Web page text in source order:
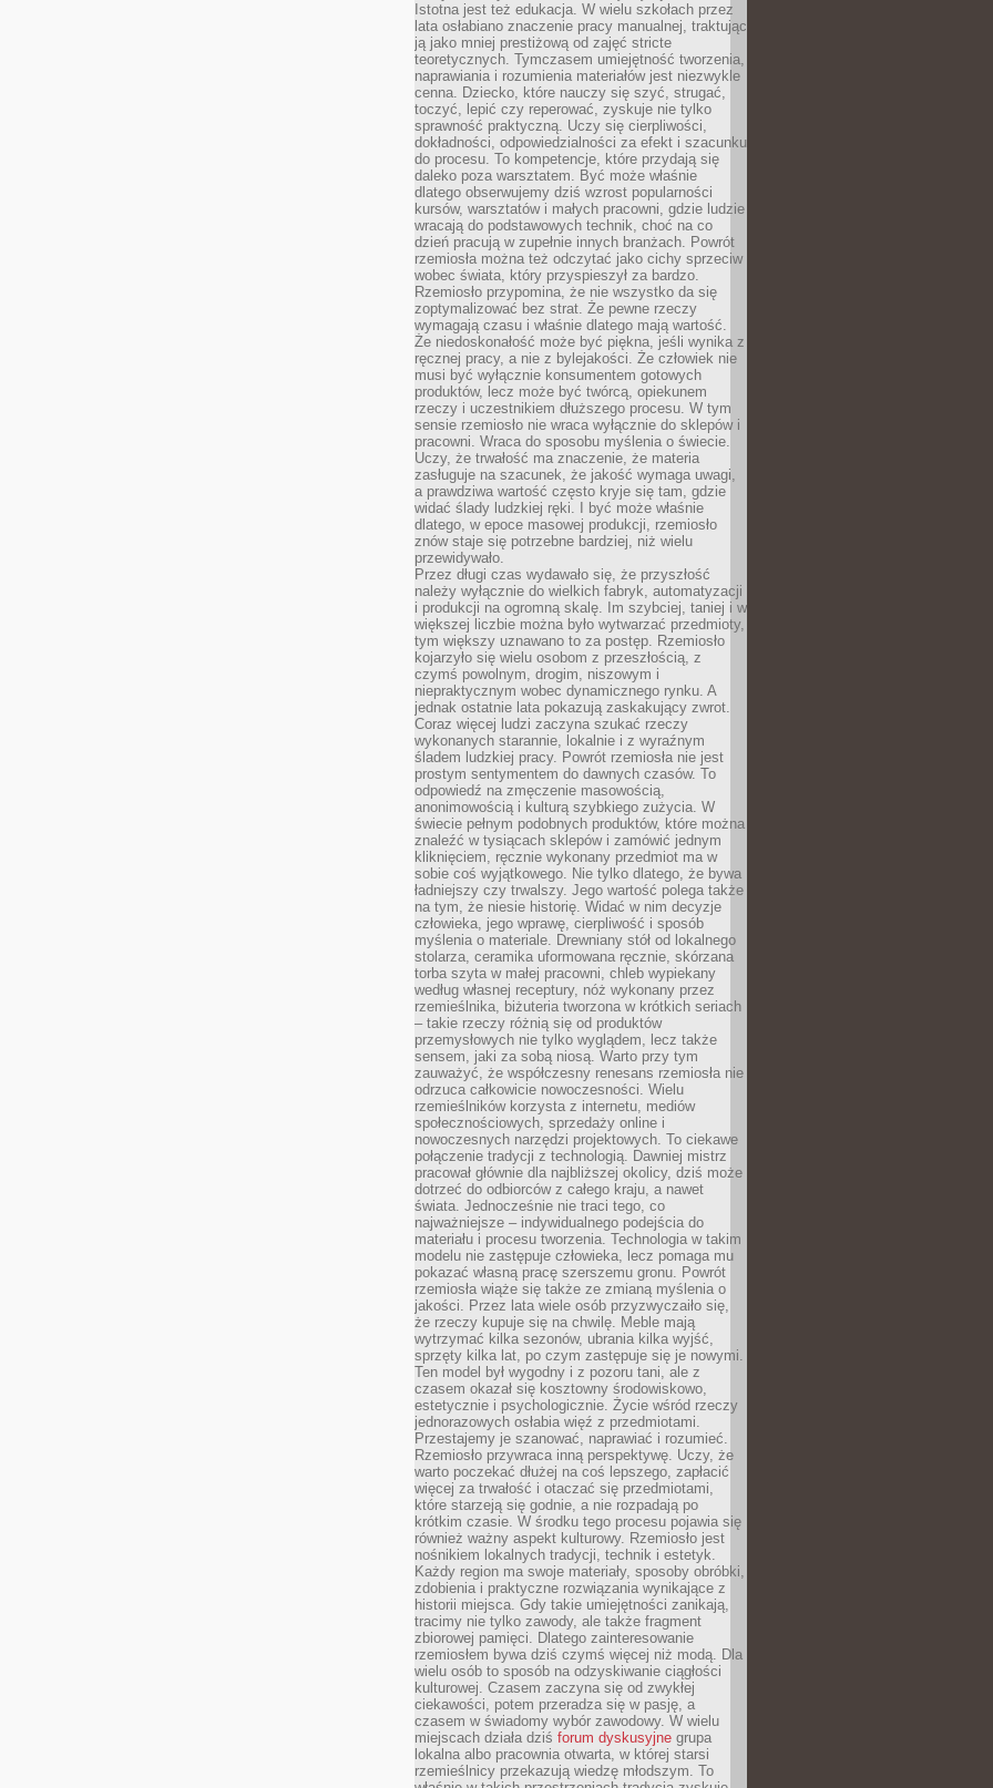
Istotna jest też edukacja. W wielu szkołach przez
lata osłabiano znaczenie pracy manualnej, traktując
ją jako mniej prestiżową od zajęć stricte
teoretycznych. Tymczasem umiejętność tworzenia,
naprawiania i rozumienia materiałów jest niezwykle
cenna. Dziecko, które nauczy się szyć, strugać,
toczyć, lepić czy reperować, zyskuje nie tylko
sprawność praktyczną. Uczy się cierpliwości,
dokładności, odpowiedzialności za efekt i szacunku
do procesu. To kompetencje, które przydają się
daleko poza warsztatem. Być może właśnie
dlatego obserwujemy dziś wzrost popularności
kursów, warsztatów i małych pracowni, gdzie ludzie
wracają do podstawowych technik, choć na co
dzień pracują w zupełnie innych branżach. Powrót
rzemiosła można też odczytać jako cichy sprzeciw
wobec świata, który przyspieszył za bardzo.
Rzemiosło przypomina, że nie wszystko da się
zoptymalizować bez strat. Że pewne rzeczy
wymagają czasu i właśnie dlatego mają wartość.
Że niedoskonałość może być piękna, jeśli wynika z
ręcznej pracy, a nie z bylejakości. Że człowiek nie
musi być wyłącznie konsumentem gotowych
produktów, lecz może być twórcą, opiekunem
rzeczy i uczestnikiem dłuższego procesu. W tym
sensie rzemiosło nie wraca wyłącznie do sklepów i
pracowni. Wraca do sposobu myślenia o świecie.
Uczy, że trwałość ma znaczenie, że materia
zasługuje na szacunek, że jakość wymaga uwagi,
a prawdziwa wartość często kryje się tam, gdzie
widać ślady ludzkiej ręki. I być może właśnie
dlatego, w epoce masowej produkcji, rzemiosło
znów staje się potrzebne bardziej, niż wielu
przewidywało.
Przez długi czas wydawało się, że przyszłość
należy wyłącznie do wielkich fabryk, automatyzacji
i produkcji na ogromną skalę. Im szybciej, taniej i w
większej liczbie można było wytwarzać przedmioty,
tym większy uznawano to za postęp. Rzemiosło
kojarzyło się wielu osobom z przeszłością, z
czymś powolnym, drogim, niszowym i
niepraktycznym wobec dynamicznego rynku. A
jednak ostatnie lata pokazują zaskakujący zwrot.
Coraz więcej ludzi zaczyna szukać rzeczy
wykonanych starannie, lokalnie i z wyraźnym
śladem ludzkiej pracy. Powrót rzemiosła nie jest
prostym sentymentem do dawnych czasów. To
odpowiedź na zmęczenie masowością,
anonimowością i kulturą szybkiego zużycia. W
świecie pełnym podobnych produktów, które można
znaleźć w tysiącach sklepów i zamówić jednym
kliknięciem, ręcznie wykonany przedmiot ma w
sobie coś wyjątkowego. Nie tylko dlatego, że bywa
ładniejszy czy trwalszy. Jego wartość polega także
na tym, że niesie historię. Widać w nim decyzje
człowieka, jego wprawę, cierpliwość i sposób
myślenia o materiale. Drewniany stół od lokalnego
stolarza, ceramika uformowana ręcznie, skórzana
torba szyta w małej pracowni, chleb wypiekany
według własnej receptury, nóż wykonany przez
rzemieślnika, biżuteria tworzona w krótkich seriach
– takie rzeczy różnią się od produktów
przemysłowych nie tylko wyglądem, lecz także
sensem, jaki za sobą niosą. Warto przy tym
zauważyć, że współczesny renesans rzemiosła nie
odrzuca całkowicie nowoczesności. Wielu
rzemieślników korzysta z internetu, mediów
społecznościowych, sprzedaży online i
nowoczesnych narzędzi projektowych. To ciekawe
połączenie tradycji z technologią. Dawniej mistrz
pracował głównie dla najbliższej okolicy, dziś może
dotrzeć do odbiorców z całego kraju, a nawet
świata. Jednocześnie nie traci tego, co
najważniejsze – indywidualnego podejścia do
materiału i procesu tworzenia. Technologia w takim
modelu nie zastępuje człowieka, lecz pomaga mu
pokazać własną pracę szerszemu gronu. Powrót
rzemiosła wiąże się także ze zmianą myślenia o
jakości. Przez lata wiele osób przyzwyczaiło się,
że rzeczy kupuje się na chwilę. Meble mają
wytrzymać kilka sezonów, ubrania kilka wyjść,
sprzęty kilka lat, po czym zastępuje się je nowymi.
Ten model był wygodny i z pozoru tani, ale z
czasem okazał się kosztowny środowiskowo,
estetycznie i psychologicznie. Życie wśród rzeczy
jednorazowych osłabia więź z przedmiotami.
Przestajemy je szanować, naprawiać i rozumieć.
Rzemiosło przywraca inną perspektywę. Uczy, że
warto poczekać dłużej na coś lepszego, zapłacić
więcej za trwałość i otaczać się przedmiotami,
które starzeją się godnie, a nie rozpadają po
krótkim czasie. W środku tego procesu pojawia się
również ważny aspekt kulturowy. Rzemiosło jest
nośnikiem lokalnych tradycji, technik i estetyk.
Każdy region ma swoje materiały, sposoby obróbki,
zdobienia i praktyczne rozwiązania wynikające z
historii miejsca. Gdy takie umiejętności zanikają,
tracimy nie tylko zawody, ale także fragment
zbiorowej pamięci. Dlatego zainteresowanie
rzemiosłem bywa dziś czymś więcej niż modą. Dla
wielu osób to sposób na odzyskiwanie ciągłości
kulturowej. Czasem zaczyna się od zwykłej
ciekawości, potem przeradza się w pasję, a
czasem w świadomy wybór zawodowy. W wielu
miejscach działa dziś forum dyskusyjne grupa
lokalna albo pracownia otwarta, w której starsi
rzemieślnicy przekazują wiedzę młodszym. To